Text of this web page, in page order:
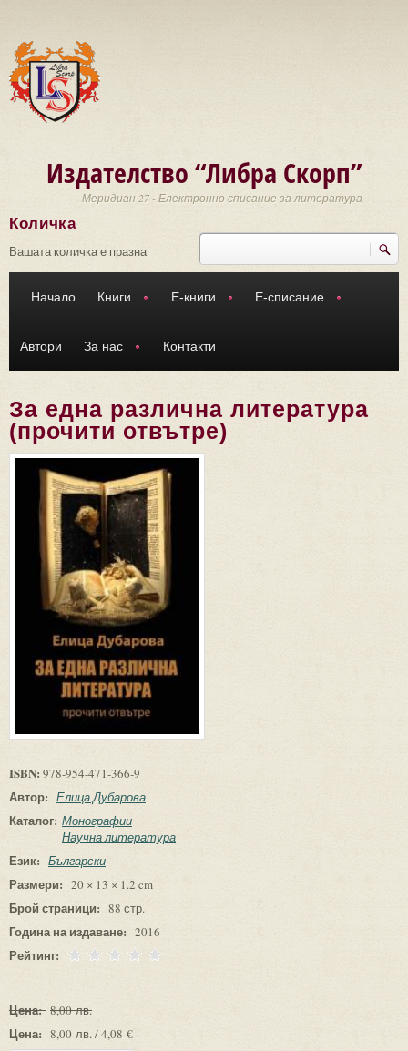
Издателство “Либра Скорп”
Меридиан 27 - Електронно списание за литература
Търси
Количка
Вашата количка е празна
Начало Книги Е-книги Е-списание
Автори За нас Контакти
За една различна литература
(прочити отвътре)
ISBN: 978-954-471-366-9
Автор: Елица Дубарова
Каталог: Монографии
Научна литература
Език: Български
Размери: 20 × 13 × 1.2 cm
Брой страници: 88 стр.
Година на издаване: 2016
Рейтинг:
Цена: 8,00 лв.
Цена: 8,00 лв. / 4,08 €